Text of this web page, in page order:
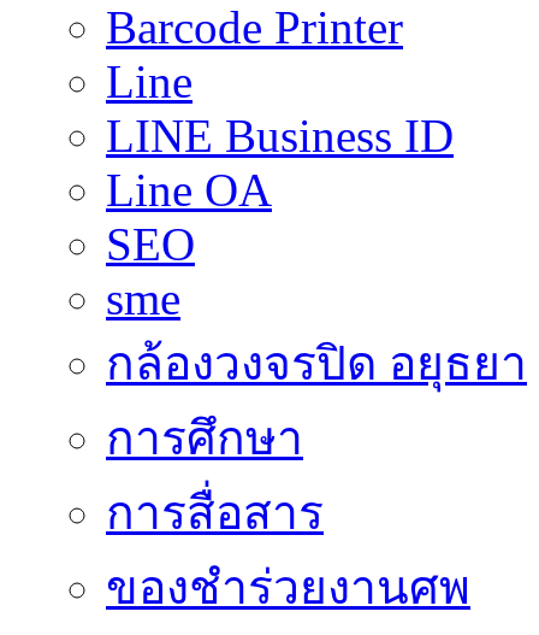
Barcode Printer
Line
LINE Business ID
Line OA
SEO
sme
กล้องวงจรปิด อยุธยา
การศึกษา
การสื่อสาร
ของชำร่วยงานศพ